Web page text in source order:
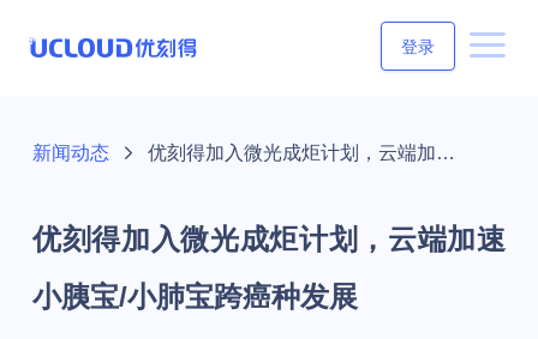
登录
新闻动态 优刻得加入微光成炬计划，云端加速小胰宝/小肺宝跨癌种发展
优刻得加入微光成炬计划，云端加速
小胰宝/小肺宝跨癌种发展